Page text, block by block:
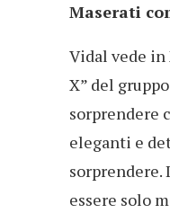
Maserati
Vidal vede in
X” del
sorprendere
eleganti e
sorprendere.
essere solo